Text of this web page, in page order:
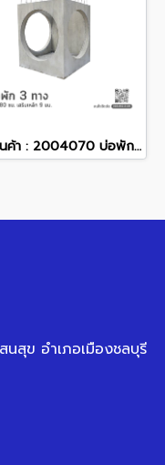
รหัสสินค้า : 2004070 บ่อพักคอนกรีต 3 ทาง ขนาด 80 ซม. เสริมเหล็ก 9 มม.
สุข อำเภอเมืองชลบุรี